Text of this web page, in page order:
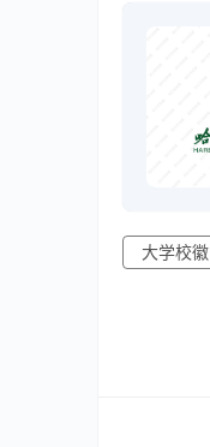
大学校徽